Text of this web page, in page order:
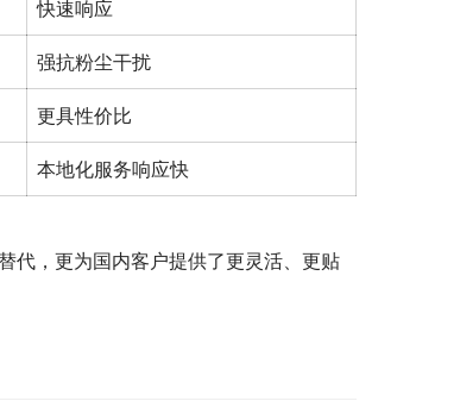
快速响应
强抗粉尘干扰
更具性价比
本地化服务响应快
，更为国内客户提供了更灵活、更贴